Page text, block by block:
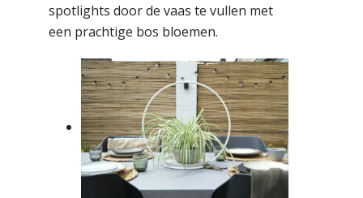
spotlights door de vaas te vullen met
een prachtige bos bloemen.